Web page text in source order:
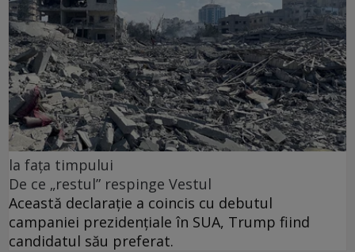
la fața timpului
De ce „restul” respinge Vestul
Această declarație a coincis cu debutul
campaniei prezidențiale în SUA, Trump fiind
candidatul său preferat.